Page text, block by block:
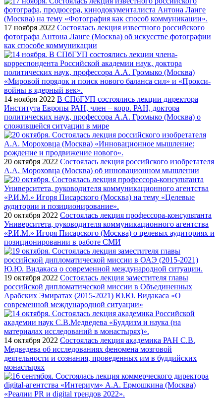
17 ноября 2022 Состоялась лекция известного российского
фотографа Антона Ланге (Москва) об искусстве фотографии
как способе коммуникации
14 ноября 2022 В СПбГУП состоялись лекции директора
Института Европы РАН, член – корр. РАН, доктора
политических наук, профессора А.А. Громыко (Москва) о
сложившейся ситуации в мире
20 октября 2022 Состоялась лекция российского изобретателя
А.А. Мороховца (Москва) об инновационном мышлении
20 октября 2022 Состоялась лекция профессора-консультанта
Университета, руководителя коммуникационного агентства
«Р.И.М.» Игоря Писарского (Москва) о целевых аудиториях и
позиционировании в работе СМИ
19 октября 2022 Состоялась лекция заместителя главы
российской дипломатической миссии в Объединенных
Арабских Эмиратах (2015-2021) Ю.Ю. Видакаса «О
современной международной ситуации»
14 октября 2022 Состоялась лекция академика РАН С.В.
Медведева об исследованиях феномена мозговой
деятельности и сознания, проведенных им в буддийских
монастырях